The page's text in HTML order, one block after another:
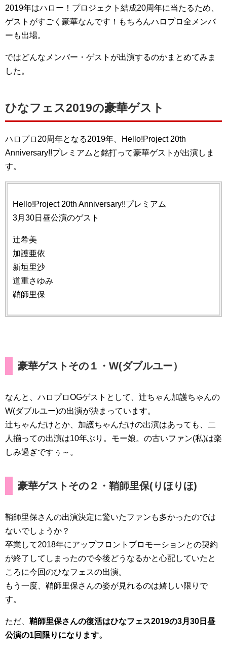
2019年はハロー！プロジェクト結成20周年に当たるため、
ゲストがすごく豪華なんです！もちろんハロプロ全メンバ
ーも出場。
ではどんなメンバー・ゲストが出演するのかまとめてみま
した。
ひなフェス2019の豪華ゲスト
ハロプロ20周年となる2019年、Hello!Project 20th
Anniversary!!プレミアムと銘打って豪華ゲストが出演しま
す。
Hello!Project 20th Anniversary!!プレミアム
3月30日昼公演のゲスト
辻希美
加護亜依
新垣里沙
道重さゆみ
鞘師里保
豪華ゲストその１・W(ダブルユー）
なんと、ハロプロOGゲストとして、辻ちゃん加護ちゃんの
W(ダブルユー)の出演が決まっています。
辻ちゃんだけとか、加護ちゃんだけの出演はあっても、二
人揃っての出演は10年ぶり。モー娘。の古いファン(私)は楽
しみ過ぎですぅ～。
豪華ゲストその２・鞘師里保(りほりほ)
鞘師里保さんの出演決定に驚いたファンも多かったのでは
ないでしょうか？
卒業して2018年にアップフロントプロモーションとの契約
が終了してしまったので今後どうなるかと心配していたと
ころに今回のひなフェスの出演。
もう一度、鞘師里保さんの姿が見れるのは嬉しい限りで
す。
ただ、 鞘師里保さんの復活はひなフェス2019の3月30日昼
公演の1回限りになります。